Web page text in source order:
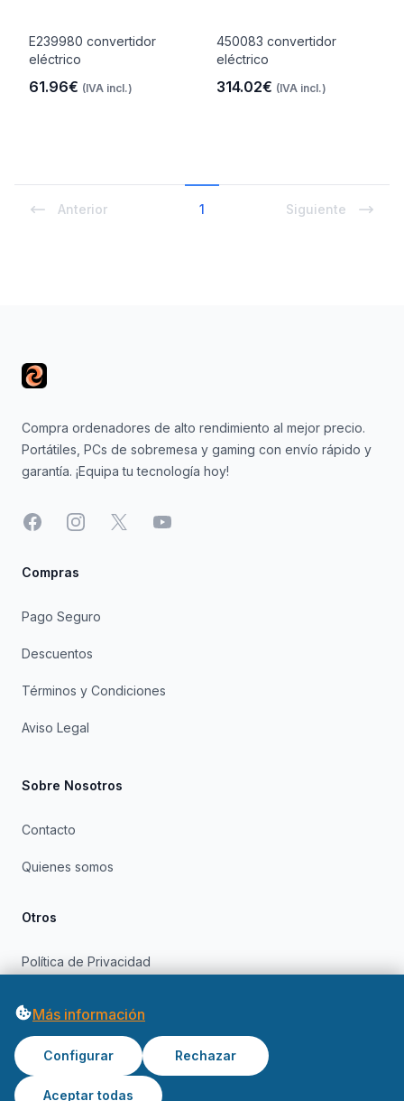
E239980 convertidor
eléctrico
61.96€ (IVA incl.)
450083 convertidor
eléctrico
314.02€ (IVA incl.)
Anterior 1 Siguiente
Compra ordenadores de alto rendimiento al mejor precio.
Portátiles, PCs de sobremesa y gaming con envío rápido y
garantía. ¡Equipa tu tecnología hoy!
FacebookInstagram
X YouTube
Compras
Pago Seguro
Descuentos
Términos y Condiciones
Aviso Legal
Sobre Nosotros
Contacto
Quienes somos
Otros
Política de Privacidad
Más información
Configurar Rechazar
Aceptar todas